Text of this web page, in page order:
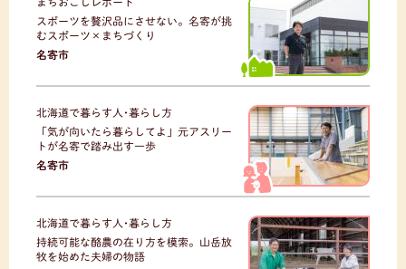
スポーツを贅沢品にさせない。名寄が挑
むスポーツ×まちづくり
名寄市
北海道で暮らす人･暮らし方
「気が向いたら暮らしてよ」元アスリー
トが名寄で踏み出す一歩
名寄市
北海道で暮らす人･暮らし方
持続可能な酪農の在り方を模索。山岳放
牧を始めた夫婦の物語